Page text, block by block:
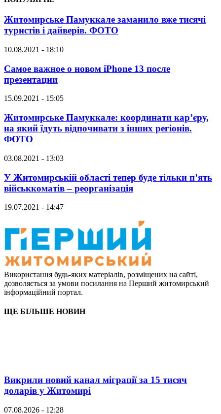
Житомирське Памуккале заманило вже тисячі
туристів і дайверів. ФОТО
10.08.2021 - 18:10
Самое важное о новом iPhone 13 после
презентации
15.09.2021 - 15:05
Житомирське Памуккале: координати кар’єру,
на який їдуть відпочивати з інших регіонів.
ФОТО
03.08.2021 - 13:03
У Житомирській області тепер буде тільки п’ять
військкоматів – реорганізація
19.07.2021 - 14:47
Використання будь-яких матеріалів, розміщених на сайті,
дозволяється за умови посилання на Перший житомирський
інформаційний портал.
ЩЕ БІЛЬШЕ НОВИН
Викрили новий канал міграції за 15 тисяч
доларів у Житомирі
07.08.2026 - 12:28